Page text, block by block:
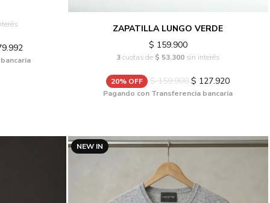
ZAPATILLA LUNGO VERDE
$ 159.900
3cuotas de $ 53.300 sin interés
20% OFF $ 159.900 $ 127.920
Pagando con Transferencia bancaria
NEW IN